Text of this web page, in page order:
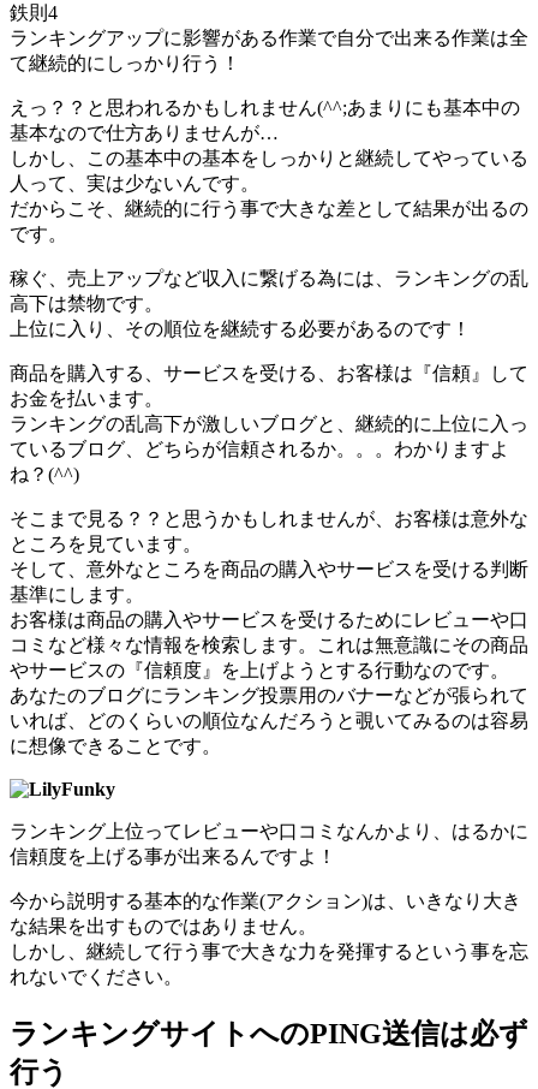
鉄則4
ランキングアップに影響がある作業で自分で出来る作業は全
て継続的にしっかり行う！
えっ？？と思われるかもしれません(^^;あまりにも基本中の
基本なので仕方ありませんが…
しかし、この基本中の基本をしっかりと継続してやっている
人って、実は少ないんです。
だからこそ、継続的に行う事で大きな差として結果が出るの
です。
稼ぐ、売上アップなど収入に繋げる為には、ランキングの乱
高下は禁物です。
上位に入り、その順位を継続する必要があるのです！
商品を購入する、サービスを受ける、お客様は『信頼』して
お金を払います。
ランキングの乱高下が激しいブログと、継続的に上位に入っ
ているブログ、どちらが信頼されるか。。。わかりますよ
ね？(^^)
そこまで見る？？と思うかもしれませんが、お客様は意外な
ところを見ています。
そして、意外なところを商品の購入やサービスを受ける判断
基準にします。
お客様は商品の購入やサービスを受けるためにレビューや口
コミなど様々な情報を検索します。これは無意識にその商品
やサービスの『信頼度』を上げようとする行動なのです。
あなたのブログにランキング投票用のバナーなどが張られて
いれば、どのくらいの順位なんだろうと覗いてみるのは容易
に想像できることです。
ランキング上位ってレビューや口コミなんかより、はるかに
信頼度を上げる事が出来るんですよ！
今から説明する基本的な作業(アクション)は、いきなり大き
な結果を出すものではありません。
しかし、継続して行う事で大きな力を発揮するという事を忘
れないでください。
ランキングサイトへのPING送信は必ず
行う